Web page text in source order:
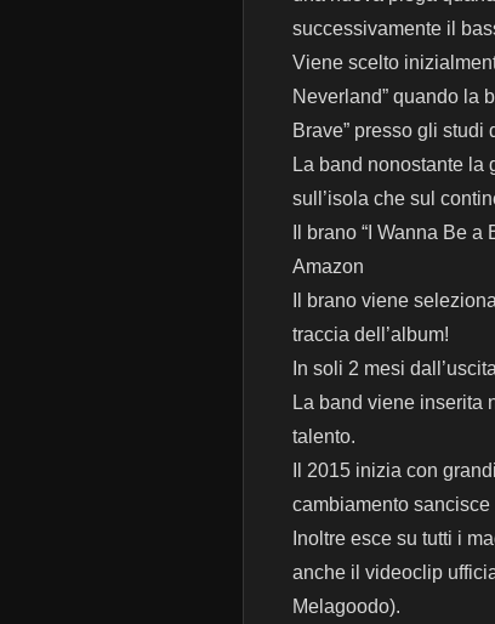
successivamente il
Viene scelto
Neverland” quando la
Brave” presso gli studi
La band nonostante la
sull’isola che sul
Il brano “I Wanna Be
Amazon
Il brano viene
traccia dell’album!
In soli 2 mesi
La band viene inserita
talento.
Il 2015 inizia con
cambiamento
Inoltre esce su tutti i
anche il videoclip
Melagoodo).